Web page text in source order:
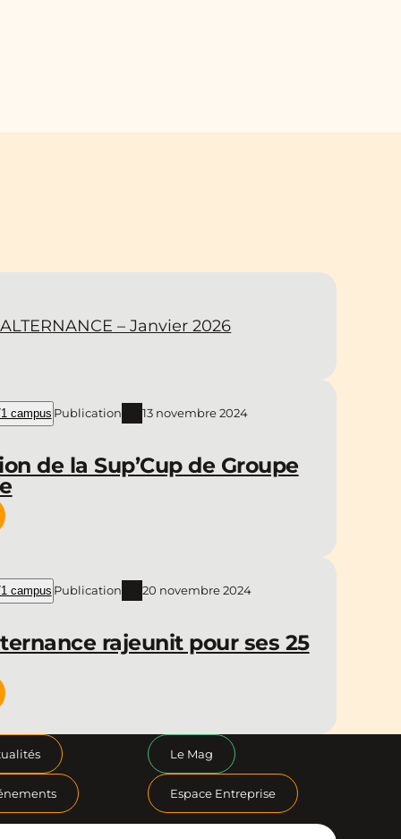
– Janvier 2026
de la Sup’Cup de Groupe
campus Publication 13 novembre 2024
rajeunit pour ses 25
campus Publication 20 novembre 2024
Le Mag
Espace Entreprise